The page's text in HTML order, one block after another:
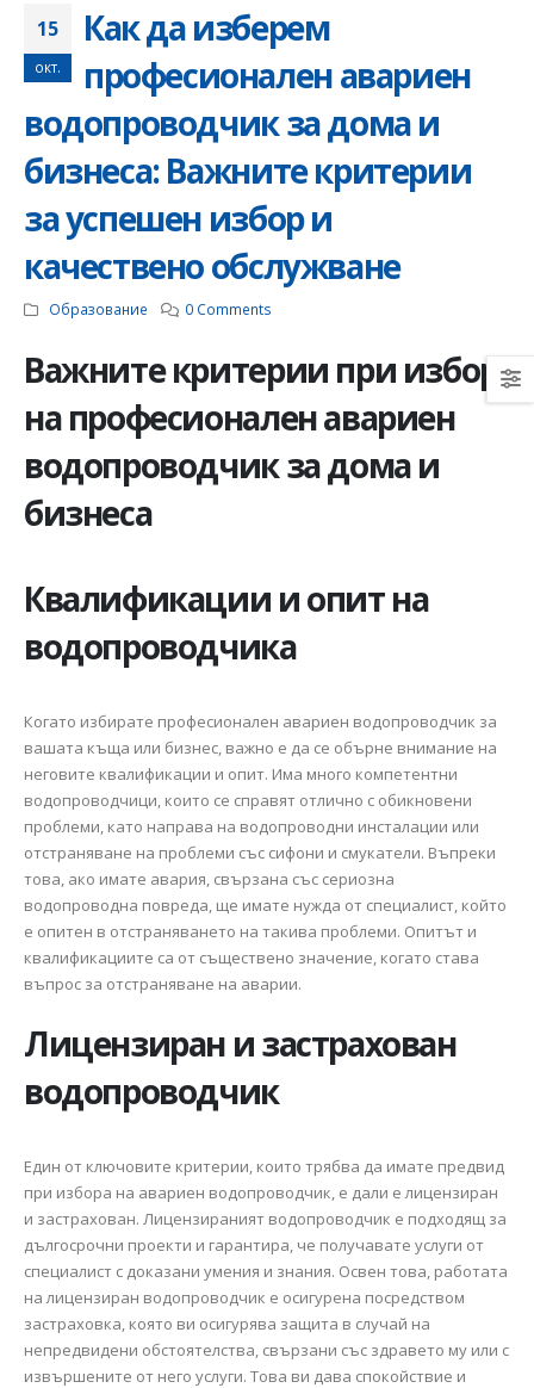
15
окт.
Как да изберем
професионален авариен
водопроводчик за дома и
бизнеса: Важните критерии
за успешен избор и
качествено обслужване
Образование 0 Comments
Важните критерии при избор
на професионален авариен
водопроводчик за дома и
бизнеса
Квалификации и опит на
водопроводчика
Когато избирате професионален авариен водопроводчик за
вашата къща или бизнес, важно е да се обърне внимание на
неговите квалификации и опит. Има много компетентни
водопроводчици, които се справят отлично с обикновени
проблеми, като направа на водопроводни инсталации или
отстраняване на проблеми със сифони и смукатели. Въпреки
това, ако имате авария, свързана със сериозна
водопроводна повреда, ще имате нужда от специалист, който
е опитен в отстраняването на такива проблеми. Опитът и
квалификациите са от съществено значение, когато става
въпрос за отстраняване на аварии.
Лицензиран и застрахован
водопроводчик
Един от ключовите критерии, които трябва да имате предвид
при избора на авариен водопроводчик, е дали е лицензиран
и застрахован. Лицензираният водопроводчик е подходящ за
дългосрочни проекти и гарантира, че получавате услуги от
специалист с доказани умения и знания. Освен това, работата
на лицензиран водопроводчик е осигурена посредством
застраховка, която ви осигурява защита в случай на
непредвидени обстоятелства, свързани със здравето му или с
извършените от него услуги. Това ви дава спокойствие и
Как да изберем
електромайстор:
изграждане на